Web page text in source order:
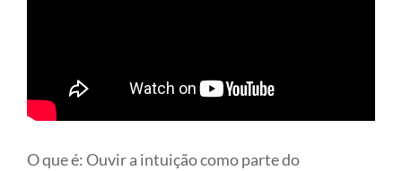
O que é: Ouvir a intuição como parte do